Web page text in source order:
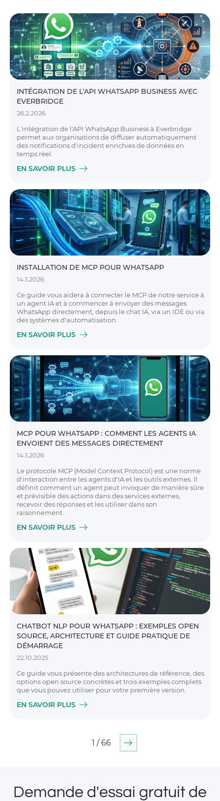
INTÉGRATION DE L'API WHATSAPP BUSINESS AVEC
EVERBRIDGE
26.2.2026
L'intégration de l'API WhatsApp Business à Everbridge
permet aux organisations de diffuser automatiquement
des notifications d'incident enrichies de données en
temps réel.
EN SAVOIR PLUS
INSTALLATION DE MCP POUR WHATSAPP
14.1.2026
Ce guide vous aidera à connecter le MCP de notre service à
un agent IA et à commencer à envoyer des messages
WhatsApp directement, depuis le chat IA, via un IDE ou via
des systèmes d'automatisation.
EN SAVOIR PLUS
MCP POUR WHATSAPP : COMMENT LES AGENTS IA
ENVOIENT DES MESSAGES DIRECTEMENT
14.1.2026
Le protocole MCP (Model Context Protocol) est une norme
d'interaction entre les agents d'IA et les outils externes. Il
définit comment un agent peut invoquer de manière sûre
et prévisible des actions dans des services externes,
recevoir des réponses et les utiliser dans son
raisonnement.
EN SAVOIR PLUS
CHATBOT NLP POUR WHATSAPP : EXEMPLES OPEN
SOURCE, ARCHITECTURE ET GUIDE PRATIQUE DE
DÉMARRAGE
22.10.2025
Ce guide vous présente des architectures de référence, des
options open source concrètes et trois exemples complets
que vous pouvez utiliser pour votre première version.
EN SAVOIR PLUS
1 / 66
Demande d'essai gratuit de